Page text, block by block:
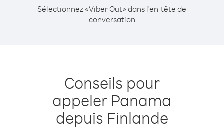
Sélectionnez «Viber Out» dans l'en-tête de
conversation
Conseils pour
appeler Panama
depuis Finlande